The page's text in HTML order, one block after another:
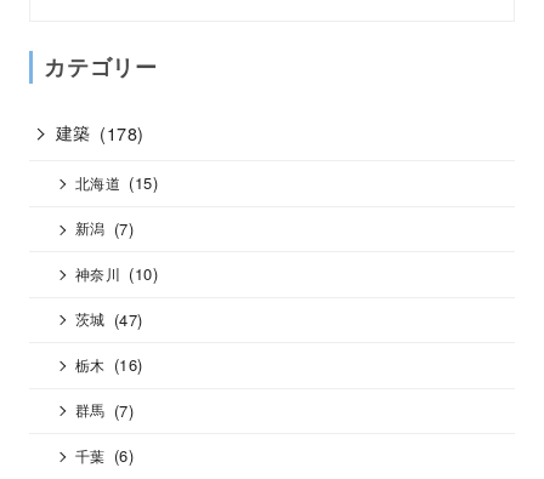
カテゴリー
建築 (178)
北海道 (15)
新潟 (7)
神奈川 (10)
茨城 (47)
栃木 (16)
群馬 (7)
千葉 (6)